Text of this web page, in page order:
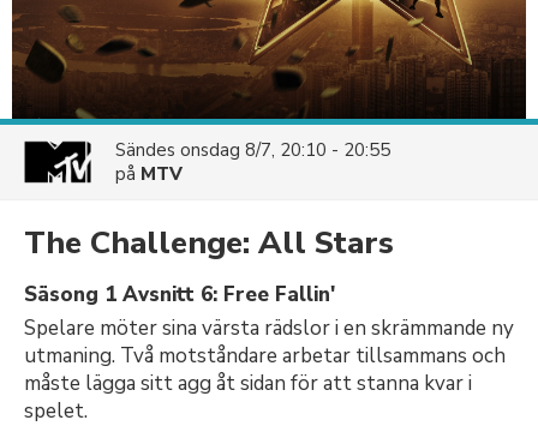
Sändes onsdag 8/7, 20:10 - 20:55
på MTV
The Challenge: All Stars
Säsong 1 Avsnitt 6: Free Fallin'
Spelare möter sina värsta rädslor i en skrämmande ny
utmaning. Två motståndare arbetar tillsammans och
måste lägga sitt agg åt sidan för att stanna kvar i
spelet.